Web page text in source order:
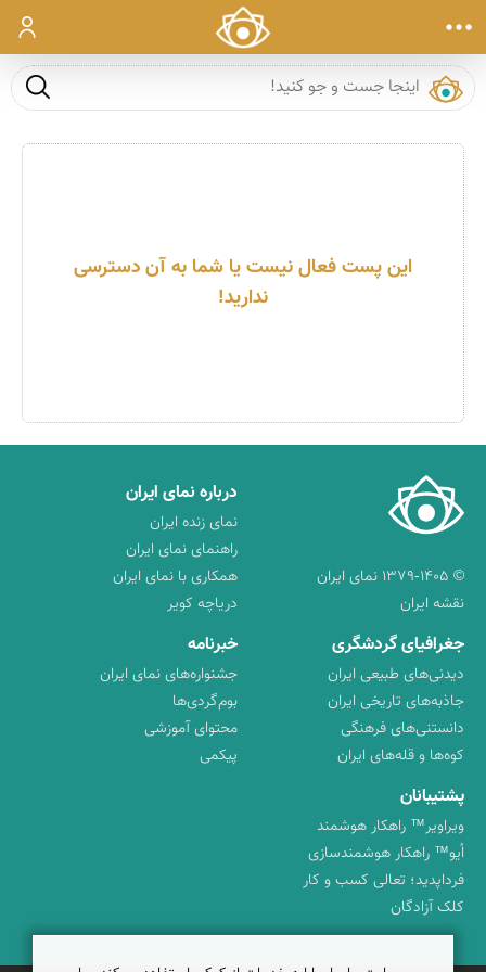
ورود
جست و
این پست فعال نیست یا شما به آن دسترسی
ندارید!
© ۱۳۷۹-۱۴۰۵ نمای ایران
نقشه ایران
درباره نمای ایران
نمای زنده ایران
راهنمای نمای ایران
همکاری با نمای ایران
دریاچه کویر
جغرافیای گردشگری
دیدنی‌های طبیعی ایران
جاذبه‌های تاریخی ایران
دانستنی‌های فرهنگی
کوه‌ها و قله‌های ایران
خبرنامه
جشنواره‌های نمای ایران
بوم‌گردی‌ها
محتوای آموزشی
پیکمی
پشتیبانان
ویراویر™ راهکار هوشمند
اُیو™ راهکار هوشمندسازی
فرداپدید؛ تعالی کسب و کار
کلک آزادگان